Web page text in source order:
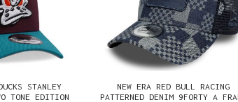
STANLEY
TONE EDITION
NEW ERA RED BULL RACING
PATTERNED DENIM 9FORTY A